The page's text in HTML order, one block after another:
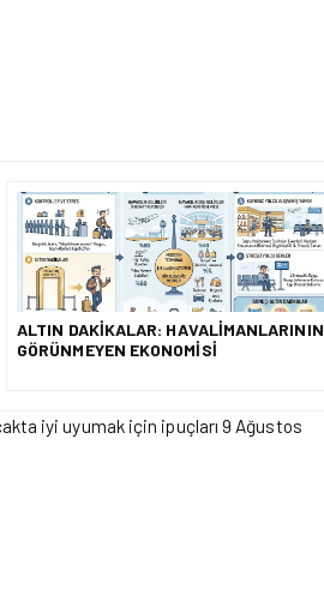
ALTIN DAKIKALAR: HAVALIMANLARININ
GÖRÜNMEYEN EKONOMISI